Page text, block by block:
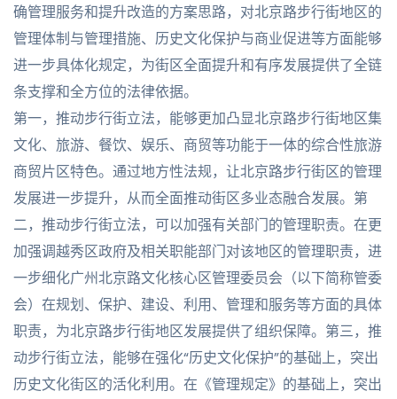
确管理服务和提升改造的方案思路，对北京路步行街地区的
管理体制与管理措施、历史文化保护与商业促进等方面能够
进一步具体化规定，为街区全面提升和有序发展提供了全链
条支撑和全方位的法律依据。
第一，推动步行街立法，能够更加凸显北京路步行街地区集
文化、旅游、餐饮、娱乐、商贸等功能于一体的综合性旅游
商贸片区特色。通过地方性法规，让北京路步行街区的管理
发展进一步提升，从而全面推动街区多业态融合发展。第
二，推动步行街立法，可以加强有关部门的管理职责。在更
加强调越秀区政府及相关职能部门对该地区的管理职责，进
一步细化广州北京路文化核心区管理委员会（以下简称管委
会）在规划、保护、建设、利用、管理和服务等方面的具体
职责，为北京路步行街地区发展提供了组织保障。第三，推
动步行街立法，能够在强化“历史文化保护”的基础上，突出
历史文化街区的活化利用。在《管理规定》的基础上，突出